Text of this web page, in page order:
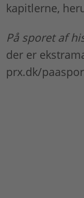
kapitlerne,
På sporet af
der er
prx.dk/